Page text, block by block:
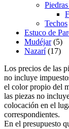
Techos
Estuco de
Mudéjar (5)
Nazarí (17)
Los precios de las
no incluye
el color propio del
las piezas no
colocación en el
correspondientes.
En el presupuesto